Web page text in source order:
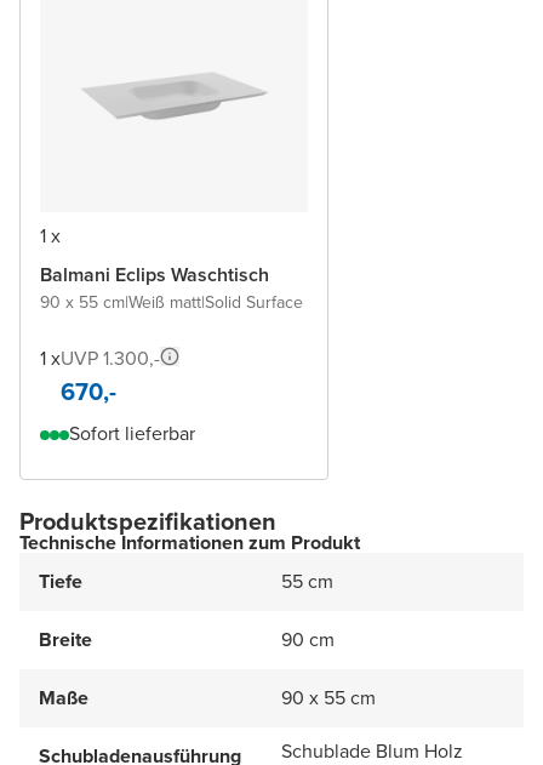
1 x
Balmani Eclips Waschtisch
90 x 55 cm|Weiß matt|Solid Surface
1 xUVP 1.300,-
670,-
Sofort lieferbar
Produktspezifikationen
Technische Informationen zum Produkt
Tiefe
55 cm
Breite 90 cm
Maße 90 x 55 cm
Schubladenausführung Schublade Blum Holz